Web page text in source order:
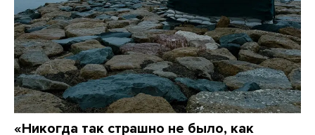
«Никогда так страшно не было, как